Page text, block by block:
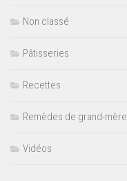
Non classé
Pâtisseries
Recettes
Remèdes de grand-mère
Vidéos